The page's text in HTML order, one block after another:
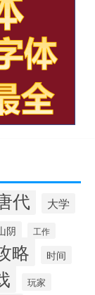
代 大学
阴 工作
略
时间
玩家